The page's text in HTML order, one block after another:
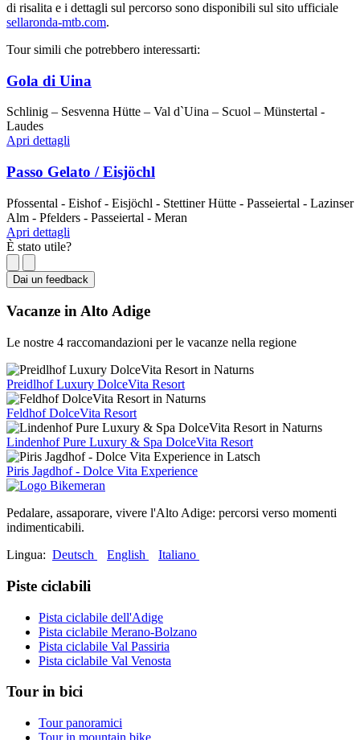
di risalita e i dettagli sul percorso sono disponibili sul sito ufficiale
sellaronda-mtb.com.
Tour simili che potrebbero interessarti:
Gola di Uina
Schlinig – Sesvenna Hütte – Val d`Uina – Scuol – Münstertal -
Laudes
Apri dettagli
Passo Gelato / Eisjöchl
Pfossental - Eishof - Eisjöchl - Stettiner Hütte - Passeiertal - Lazinser
Alm - Pfelders - Passeiertal - Meran
Apri dettagli
È stato utile?
Dai un feedback
Vacanze in Alto Adige
Le nostre 4 raccomandazioni per le vacanze nella regione
Preidlhof Luxury DolceVita Resort
Feldhof DolceVita Resort
Lindenhof Pure Luxury & Spa DolceVita Resort
Piris Jagdhof - Dolce Vita Experience
Pedalare, assaporare, vivere l'Alto Adige: percorsi verso momenti
indimenticabili.
Lingua: Deutsch English Italiano
Piste ciclabili
Pista ciclabile dell'Adige
Pista ciclabile Merano-Bolzano
Pista ciclabile Val Passiria
Pista ciclabile Val Venosta
Tour in bici
Tour panoramici
Tour in mountain bike